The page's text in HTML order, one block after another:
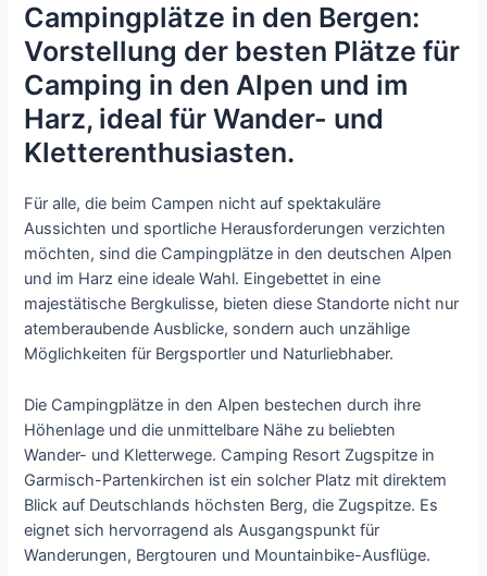
Campingplätze in den Bergen:
Vorstellung der besten Plätze für
Camping in den Alpen und im
Harz, ideal für Wander- und
Kletterenthusiasten.
Für alle, die beim Campen nicht auf spektakuläre
Aussichten und sportliche Herausforderungen verzichten
möchten, sind die Campingplätze in den deutschen Alpen
und im Harz eine ideale Wahl. Eingebettet in eine
majestätische Bergkulisse, bieten diese Standorte nicht nur
atemberaubende Ausblicke, sondern auch unzählige
Möglichkeiten für Bergsportler und Naturliebhaber.
Die Campingplätze in den Alpen bestechen durch ihre
Höhenlage und die unmittelbare Nähe zu beliebten
Wander- und Kletterwege. Camping Resort Zugspitze in
Garmisch-Partenkirchen ist ein solcher Platz mit direktem
Blick auf Deutschlands höchsten Berg, die Zugspitze. Es
eignet sich hervorragend als Ausgangspunkt für
Wanderungen, Bergtouren und Mountainbike-Ausflüge.